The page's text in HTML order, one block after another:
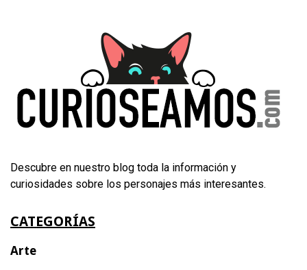
Descubre en nuestro blog toda la información y
curiosidades sobre los personajes más interesantes.
CATEGORÍAS
Arte